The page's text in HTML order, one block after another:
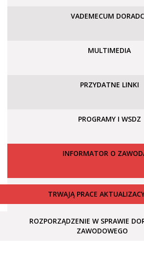
VADEMECUM
MULTIMEDIA
PRZYDATNE LINKI
PROGRAMY I WSDZ
INFORMATOR O
TRWAJĄ PRACE
ROZPORZĄDZENIE W SPRAWIE
ZAWODOWEGO